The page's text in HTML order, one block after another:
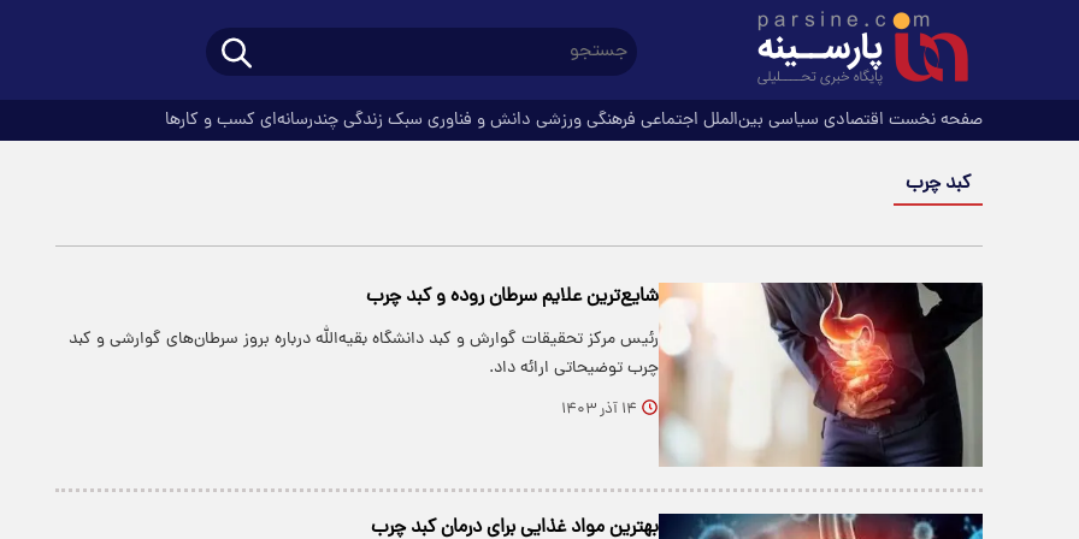
صفحه نخست اقتصادی سیاسی بین‌الملل اجتماعی فرهنگیورزشی دانش و فناوری سبک زندگیچندرسانه‌ای کسب و کارها
کبد چرب
شایع‌ترین علایم سرطان روده و کبد چرب
رئیس مرکز تحقیقات گوارش و کبد دانشگاه بقیه‌الله درباره بروز سرطان‌های گوارشی و کبد
چرب توضیحاتی ارائه داد.
۱۴ آذر ۱۴۰۳
بهترین مواد غذایی برای درمان کبد چرب